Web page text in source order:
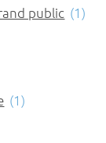
public (1)
(1)